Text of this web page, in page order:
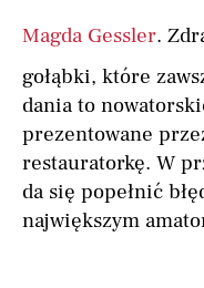
Magda Gessler.
gołąbki, które
dania to
prezentowane
restauratorkę. W
da się popełnić
największym